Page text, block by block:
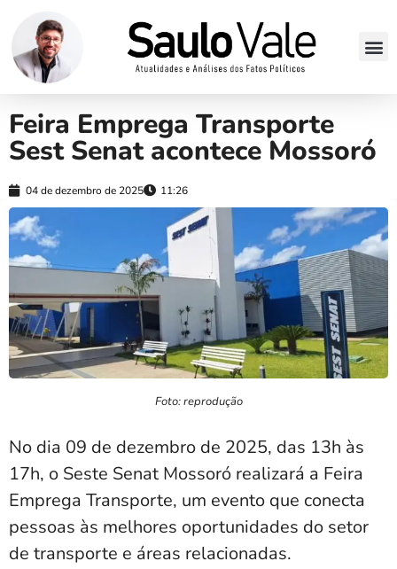
Feira Emprega Transporte
Sest Senat acontece Mossoró
04 de dezembro de 2025 11:26
Foto: reprodução
No dia 09 de dezembro de 2025, das 13h às
17h, o Seste Senat Mossoró realizará a Feira
Emprega Transporte, um evento que conecta
pessoas às melhores oportunidades do setor
de transporte e áreas relacionadas.